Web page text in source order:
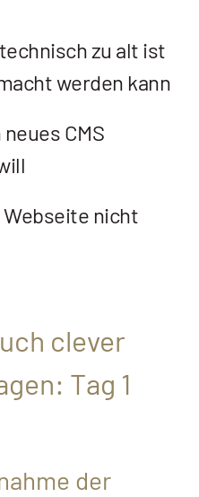
zu alt ist
werden kann
CMS
nicht
clever
Tag 1
der